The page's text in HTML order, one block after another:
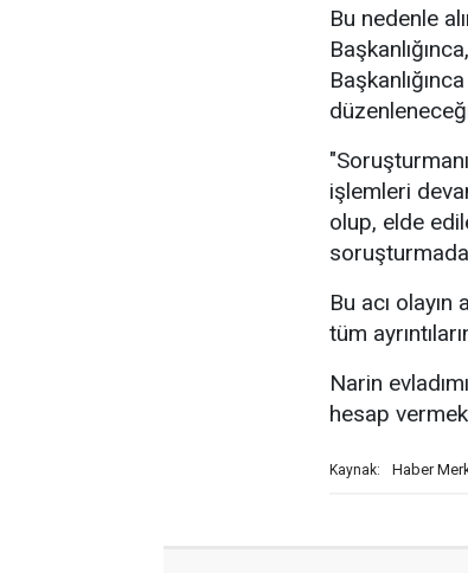
Bu nedenle
işlemleri
olup, elde
soruşturmada
Bu acı olayın
tüm
Narin
hesap
Kaynak: Haber